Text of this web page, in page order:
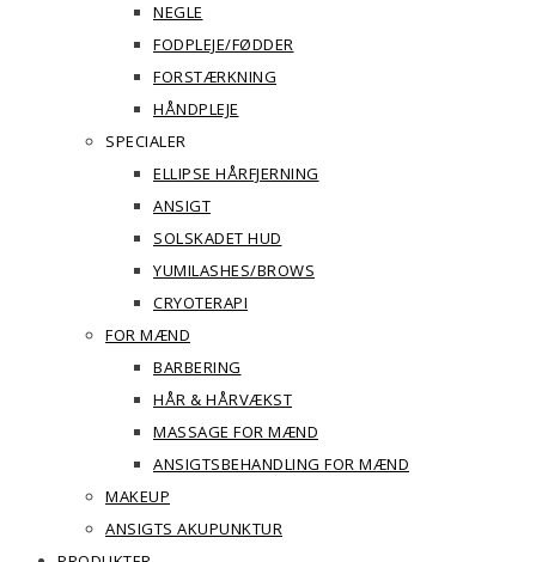
NEGLE
FODPLEJE/FØDDER
FORSTÆRKNING
HÅNDPLEJE
SPECIALER
ELLIPSE HÅRFJERNING
ANSIGT
SOLSKADET HUD
YUMILASHES/BROWS
CRYOTERAPI
FOR MÆND
BARBERING
HÅR & HÅRVÆKST
MASSAGE FOR MÆND
ANSIGTSBEHANDLING FOR MÆND
MAKEUP
ANSIGTS AKUPUNKTUR